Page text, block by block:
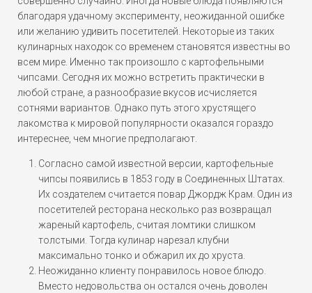
благодаря удачному эксперименту, неожиданной ошибке
или желанию удивить посетителей. Некоторые из таких
кулинарных находок со временем становятся известны во
всем мире. Именно так произошло с картофельными
чипсами. Сегодня их можно встретить практически в
любой стране, а разнообразие вкусов исчисляется
сотнями вариантов. Однако путь этого хрустящего
лакомства к мировой популярности оказался гораздо
интереснее, чем многие предполагают.
Согласно самой известной версии, картофельные
чипсы появились в 1853 году в Соединенных Штатах.
Их создателем считается повар Джордж Крам. Один из
посетителей ресторана несколько раз возвращал
жареный картофель, считая ломтики слишком
толстыми. Тогда кулинар нарезал клубни
максимально тонко и обжарил их до хруста.
Неожиданно клиенту понравилось новое блюдо.
Вместо недовольства он остался очень доволен